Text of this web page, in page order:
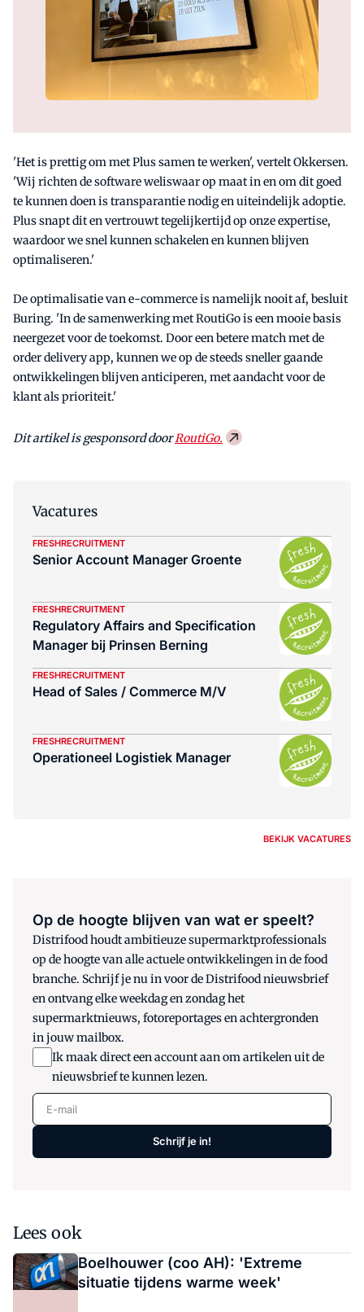
'Het is prettig om met Plus samen te werken', vertelt Okkersen.
'Wij richten de software weliswaar op maat in en om dit goed
te kunnen doen is transparantie nodig en uiteindelijk adoptie.
Plus snapt dit en vertrouwt tegelijkertijd op onze expertise,
waardoor we snel kunnen schakelen en kunnen blijven
optimaliseren.'
De optimalisatie van e-commerce is namelijk nooit af, besluit
Buring. 'In de samenwerking met RoutiGo is een mooie basis
neergezet voor de toekomst. Door een betere match met de
order delivery app, kunnen we op de steeds sneller gaande
ontwikkelingen blijven anticiperen, met aandacht voor de
klant als prioriteit.'
Dit artikel is gesponsord doorRoutiGo.
Vacatures
FRESHRECRUITMENT
Senior Account Manager Groente
FRESHRECRUITMENT
Regulatory Affairs and Specification
Manager bij Prinsen Berning
FRESHRECRUITMENT
Head of Sales / Commerce M/V
FRESHRECRUITMENT
Operationeel Logistiek Manager
BEKIJK VACATURES
Op de hoogte blijven van wat er speelt?
Distrifood houdt ambitieuze supermarktprofessionals
op de hoogte van alle actuele ontwikkelingen in de food
branche. Schrijf je nu in voor de Distrifood nieuwsbrief
en ontvang elke weekdag en zondag het
supermarktnieuws, fotoreportages en achtergronden
in jouw mailbox.
Ik maak direct een account aan om artikelen uit de
nieuwsbrief te kunnen lezen.
E-mail
Schrijf je in!
Lees ook
Boelhouwer (coo AH): 'Extreme
situatie tijdens warme week'